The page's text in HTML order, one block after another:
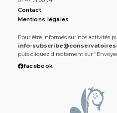
Contact
Mentions légales
Pour être informés sur nos activités
info-
puis cliquez directement sur
facebook